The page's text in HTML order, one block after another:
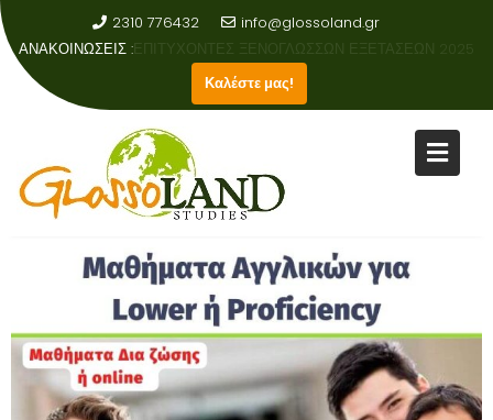
2310 776432
info@glossoland.gr
ΑΠΟΤΕΛΕΣΜΑΤΑ ΕΞΕΤΑΣΕΩΝ ΑΓΓΛΙΚΗΣ ΓΛΩΣΣΑΣ 2023-2024
Καλέστε μας!